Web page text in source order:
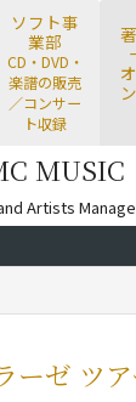
ソフト事
業部
CD・DVD・
楽譜の販売
／コンサー
ト収録
MUSIC
Artists
ーゼ ツ